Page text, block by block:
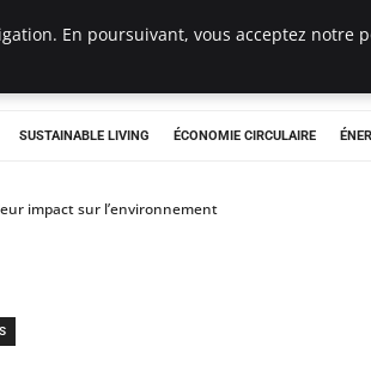
SUSTAINABLE LIVING ÉCONOMIE CIRCULAIRE
impact sur l’environnement
En poursuivant, vous acceptez notre